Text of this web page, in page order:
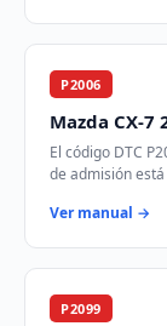
P2006
Mazda CX-7
El código DTC
de admisión
Ver manual →
P2099